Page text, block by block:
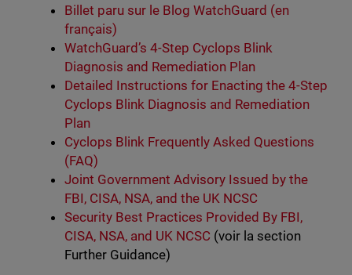
Billet paru sur le Blog WatchGuard (en
français)
WatchGuard’s 4-Step Cyclops Blink
Diagnosis and Remediation Plan
Detailed Instructions for Enacting the 4-Step
Cyclops Blink Diagnosis and Remediation
Plan
Cyclops Blink Frequently Asked Questions
(FAQ)
Joint Government Advisory Issued by the
FBI, CISA, NSA, and the UK NCSC
Security Best Practices Provided By FBI,
CISA, NSA, and UK NCSC (voir la section
Further Guidance)